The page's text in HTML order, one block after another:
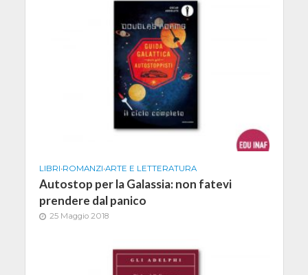
LIBRI•ROMANZI•ARTE E LETTERATURA
Autostop per la Galassia: non fatevi
prendere dal panico
25 Maggio 2018